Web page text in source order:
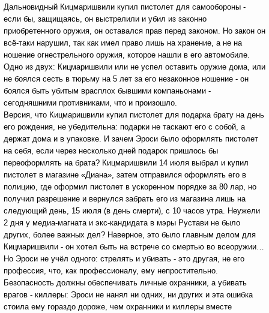
Дальновидный Кицмаришвили купил пистолет для самообороны -
если бы, защищаясь, он выстрелили и убил из законно
приобретенного оружия, он оставался прав перед законом. Но закон он
всё-таки нарушил, так как имел право лишь на хранение, а не на
ношение огнестрельного оружия, которое нашли в его автомобиле.
Одно из двух: Кицмаришвили или не успел оставить оружие дома, или
не боялся сесть в тюрьму на 5 лет за его незаконное ношение - он
боялся быть убитым врасплох бывшими компаньонами -
сегодняшними противниками, что и произошло.
Версия, что Кицмаришвили купил пистолет для подарка брату на день
его рождения, не убедительна: подарки не таскают его с собой, а
держат дома и в упаковке. И зачем Эроси было оформлять пистолет
на себя, если через несколько дней подарок пришлось бы
переоформлять на брата? Кицмаришвили 14 июля выбрал и купил
пистолет в магазине «Диана», затем отправился оформлять его в
полицию, где оформил пистолет в ускоренном порядке за 80 лар, но
получил разрешение и вернулся забрать его из магазина лишь на
следующий день, 15 июля (в день смерти), с 10 часов утра. Неужели
2 дня у медиа-магната и экс-кандидата в мэры Рустави не было
других, более важных дел? Наверное, это было главным делом для
Кицмаришвили - он хотел быть на встрече со смертью во всеоружии…
Но Эроси не учёл одного: стрелять и убивать - это другая, не его
профессия, что, как профессионалу, ему непростительно.
Безопасность должны обеспечивать личные охранники, а убивать
врагов - киллеры: Эроси не нанял ни одних, ни других и эта ошибка
стоила ему гораздо дороже, чем охранники и киллеры вместе